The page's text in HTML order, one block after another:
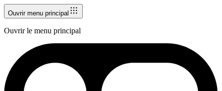
Ouvrir menu principal
Ouvrir le menu principal